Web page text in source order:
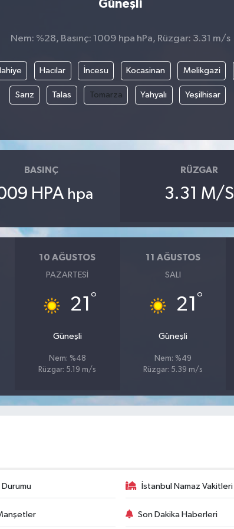
Güneşli
Nem: %28, Basınç: 1009 hpa hPa, Rüzgar: 3.31 m/s
Hacılar İncesu Kocasinan Melikgazi
Sarız Talas Tomarza Yahyalı Yeşilhisar
BASINÇ
HPA hpa
RÜZGAR
3.31 M/S
10 AĞUSTOS
PAZARTESI
21 °
Güneşli
Nem: %48
Rüzgar: 5.19 m/s
11 AĞUSTOS
SALI
21 °
Güneşli
Nem: %49
Rüzgar: 5.39 m/s
Durumu İstanbul Namaz Vakitleri
Son Dakika Haberleri